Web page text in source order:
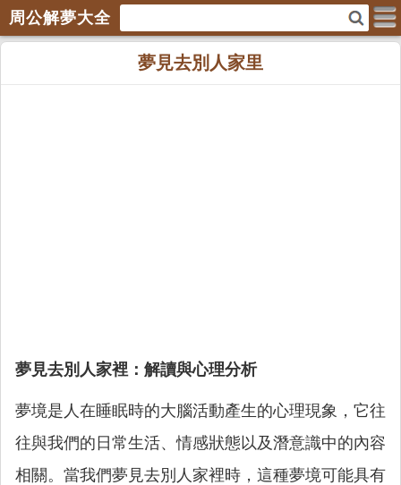
周公解夢大全
夢見去別人家里
夢見去別人家裡：解讀與心理分析
夢境是人在睡眠時的大腦活動產生的心理現象，它往
往與我們的日常生活、情感狀態以及潛意識中的內容
相關。當我們夢見去別人家裡時，這種夢境可能具有